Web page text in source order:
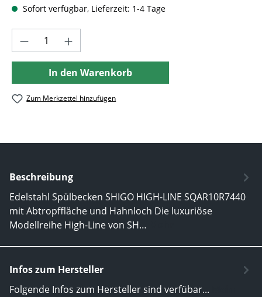
Sofort verfügbar, Lieferzeit: 1-4 Tage
Produkt Anzahl: Gib den gewünschten
In den Warenkorb
Zum Merkzettel hinzufügen
Beschreibung
Edelstahl Spülbecken SHIGO HIGH-LINE SQAR10R7440
mit Abtropffläche und Hahnloch Die luxuriöse
Modellreihe High-Line von SH…
Infos zum Hersteller
Folgende Infos zum Hersteller sind verfübar...